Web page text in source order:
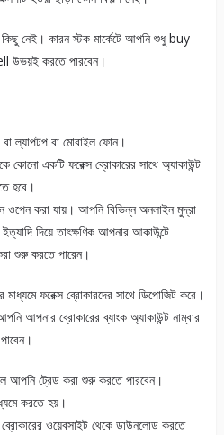
কিছু নেই। কারন স্টক মার্কেটে আপনি শুধু buy
উভয়ই করতে পারবেন।
বা ল্যাপটপ বা মোবাইল ফোন।
কোনো একটি ফরেক্স ব্রোকারের সাথে অ্যাকাউন্ট
হবে।
ওপেন করা যায়। আপনি বিভিন্ন অনলাইন মুদ্রা
ইত্যাদি দিয়ে তাৎক্ষণিক আপনার আকাউন্টে
শুরু করতে পারেন।
ফরেক্স ব্রোকারদের সাথে ডিপোজিট করে।
আপনার ব্রোকারের ব্যাংক অ্যাকাউন্ট নাম্বার
আপনি ট্রেড করা শুরু করতে পারবেন।
করতে হয়।
ওয়েবসাইট থেকে ডাউনলোড করতে